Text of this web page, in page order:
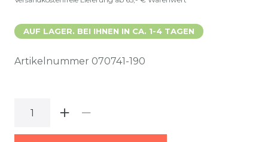
AUF LAGER. BEI IHNEN IN CA. 1-4 TAGEN
Artikelnummer 070741-190